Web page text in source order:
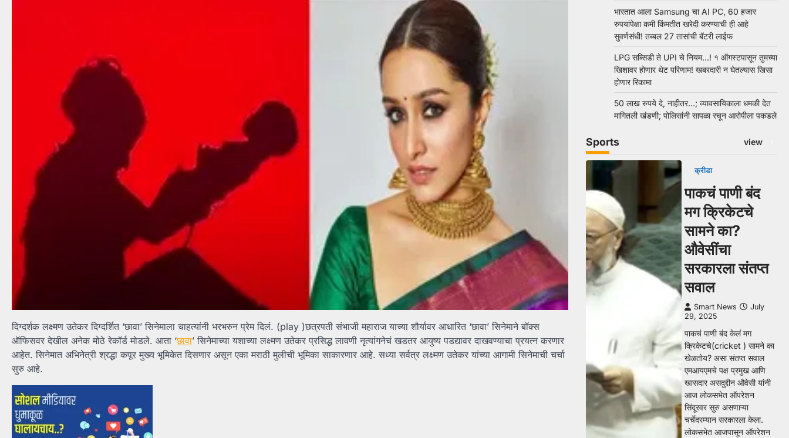
दिग्दर्शक लक्ष्मण उतेकर दिग्दर्शित ‘छावा’ सिनेमाला चाहत्यांनी भरभरुन प्रेम दिलं. (play )छत्रपती संभाजी महाराज याच्या शौर्यावर आधारित ‘छावा’ सिनेमाने बॉक्स
ऑफिसवर देखील अनेक मोठे रेकॉर्ड मोडले. आता ‘छावा’ सिनेमाच्या यशाच्या लक्ष्मण उतेकर प्रसिद्ध लावणी नृत्यांगनेचं खडतर आयुष्य पडद्यावर दाखवण्याचा प्रयत्न करणार
आहेत. सिनेमात अभिनेत्री श्रद्धा कपूर मुख्य भूमिकेत दिसणार असून एका मराठी मुलीची भूमिका साकारणार आहे. सध्या सर्वत्र लक्ष्मण उतेकर यांच्या आगामी सिनेमाची चर्चा
सुरु आहे.
भारतात आला Samsung चा AI PC, 60 हजार
रुपयांपेक्षा कमी किंमतीत खरेदी करण्याची ही आहे
सुवर्णसंधी! तब्बल 27 तासांची बॅटरी लाईफ
LPG सब्सिडी ते UPI चे नियम…! १ ऑगस्टपासून तुमच्या
खिशावर होणार थेट परिणाम! खबरदारी न घेतल्यास खिसा
होणार रिकामा
50 लाख रुपये दे, नाहीतर…; व्यावसायिकाला धमकी देत
मागितली खंडणी; पोलिसांनी सापळा रचून आरोपीला पकडले
Sports view
क्रीडा
पाकचं पाणी बंद
मग क्रिकेटचे
सामने का?
औवेसींचा
सरकारला संतप्त
सवाल
Smart News
July
29, 2025
पाकचं पाणी बंद केलं मग
क्रिकेटचे(cricket ) सामने का
खेळतोय? असा संतप्त सवाल
एमआयएमचे पक्ष प्रमुख आणि
खासदार असदुद्दीन औवेसी यांनी
आज लोकसभेत ऑपरेशन
सिंदूरवर सुरु असणाऱ्या
चर्चेदरम्यान सरकारला केला.
लोकसभेत आजपासून ऑपरेशन